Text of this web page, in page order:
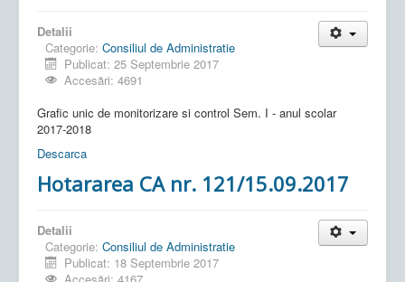
Detalii
Categorie: Consiliul de Administratie
Publicat: 25 Septembrie 2017
Accesări: 4691
Grafic unic de monitorizare si control Sem. I - anul scolar
2017-2018
Descarca
Hotararea CA nr. 121/15.09.2017
Detalii
Categorie: Consiliul de Administratie
Publicat: 18 Septembrie 2017